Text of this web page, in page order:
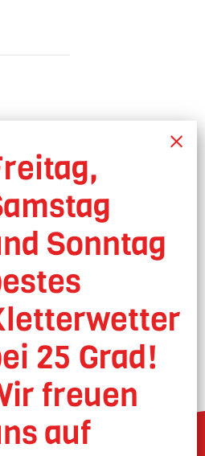
geöffnet